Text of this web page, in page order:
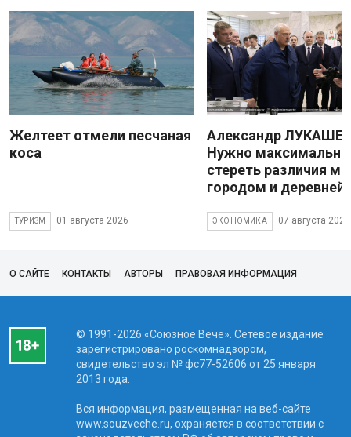
Желтеет отмели песчаная
коса
ТУРИЗМ 01 августа 2026
Александр
Нужно максимально
стереть различия
городом и деревней
ЭКОНОМИКА 07 августа 2026
О САЙТЕ КОНТАКТЫ АВТОРЫ ПРАВОВАЯ ИНФОРМАЦИЯ
© 1991-2026 «Союзное Вече». Сетевое издание
зарегистрировано роскомнадзором,
свидетельство эл № фc77-52606 от 25 января
2013 года.
Вся информация, размещенная на веб-сайте
www.souzveche.ru, охраняется в соответствии с